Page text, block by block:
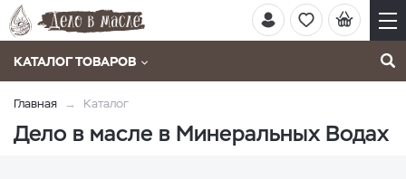
КАТАЛОГ ТОВАРОВ
Главная Каталог
Дело в масле в Минеральных Водах